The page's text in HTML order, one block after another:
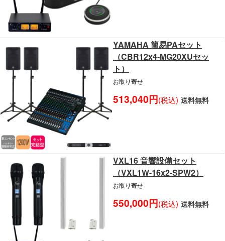
YAMAHA 簡易PAセット
（CBR12x4-MG20XUセッ
ト）
お取り寄せ
513,040円(税込) 送料無料
VXL16 音響設備セット
（VXL1W-16x2-SPW2）
お取り寄せ
550,000円(税込) 送料無料